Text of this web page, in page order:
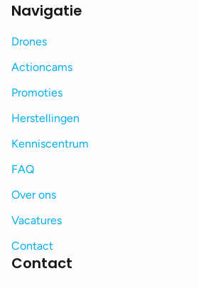
Navigatie
Drones
Actioncams
Promoties
Herstellingen
Kenniscentrum
FAQ
Over ons
Vacatures
Contact
Contact